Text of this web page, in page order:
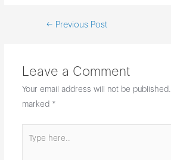
Post← Previous Post
Leave a Comment
Your email address will not be published.
marked *
here..